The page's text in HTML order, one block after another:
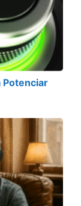
Potenciar